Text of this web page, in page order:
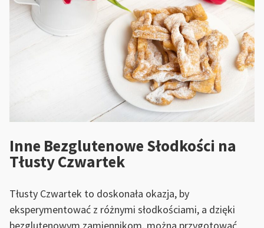
Inne Bezglutenowe Słodkości na
Tłusty Czwartek
Tłusty Czwartek to doskonała okazja, by
eksperymentować z różnymi słodkościami, a dzięki